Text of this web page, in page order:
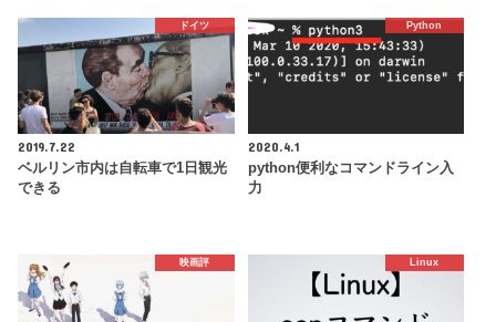
ドイツ
2019.7.22
ベルリン市内は自転車で1日観光
できる
Python
2020.4.1
python便利なコマンドライン入
力
映画評 Linux